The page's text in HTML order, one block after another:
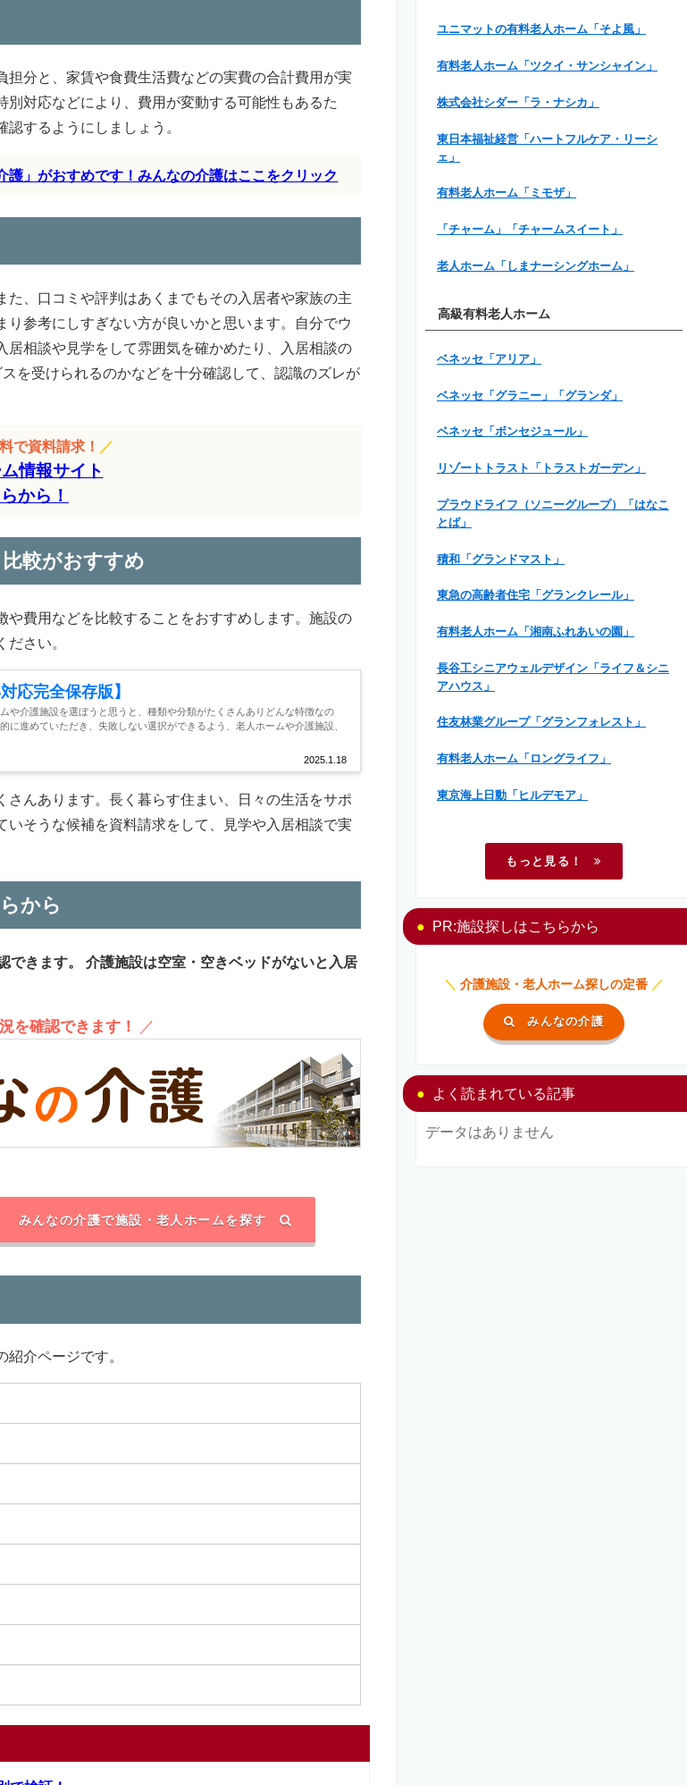
分と、家賃や食費生活費などの実費の合計費用が実
対応などにより、費用が変動する可能性もあるた
するようにしましょう。
」がおすめです！みんなの介護はここをクリック
、口コミや評判はあくまでもその入居者や家族の主
参考にしすぎない方が良いかと思います。自分でウ
相談や見学をして雰囲気を確かめたり、入居相談の
を受けられるのかなどを十分確認して、認識のズレが
で資料請求！ ／
情報サイト
から！
較がおすすめ
費用などを比較することをおすすめします。施設の
さい。
応完全保存版】
2025.1.18
や介護施設を選ぼうと思うと、種類や分類がたくさんありどんな特徴なの
進めていただき、失敗しない選択ができるよう、老人ホームや介護施設、
んあります。長く暮らす住まい、日々の生活をサポ
そうな候補を資料請求をして、見学や入居相談で実
から
できます。
介護施設は空室・空きベッドがないと入居
を確認できます！ ／
みんなの介護で施設・老人ホームを探す
紹介ページです。
ユニマットの有料老人ホーム「そよ風」
有料老人ホーム「ツクイ・サンシャイン」
株式会社シダー「ラ・ナシカ」
東日本福祉経営「ハートフルケア・リーシ
ェ」
有料老人ホーム「ミモザ」
「チャーム」「チャームスイート」
老人ホーム「しまナーシングホーム」
高級有料老人ホーム
ベネッセ「アリア」
ベネッセ「グラニー」「グランダ」
ベネッセ「ボンセジュール」
リゾートトラスト「トラストガーデン」
プラウドライフ（ソニーグループ）「はなこ
とば」
積和「グランドマスト」
東急の高齢者住宅「グランクレール」
有料老人ホーム「湘南ふれあいの園」
長谷工シニアウェルデザイン「ライフ＆シニ
アハウス」
住友林業グループ「グランフォレスト」
有料老人ホーム「ロングライフ」
東京海上日動「ヒルデモア」
もっと見る！
PR:施設探しはこちらから
＼ 介護施設・老人ホーム探しの定番 ／
みんなの介護
よく読まれている記事
データはありません